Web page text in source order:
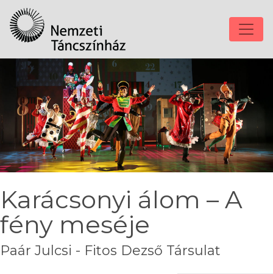
Karácsonyi álom – A
fény meséje
Paár Julcsi - Fitos Dezső Társulat